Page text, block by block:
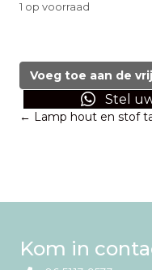
1 op voorraad
met
armleuning
van
Voeg toe aan de
Stel
Posts
← Lamp hout en stof
Kom in